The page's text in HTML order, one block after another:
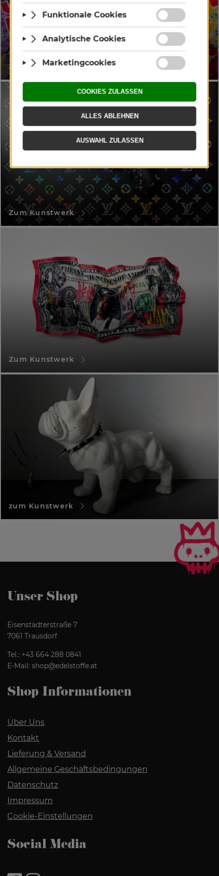
Zum Kunstwerk
Zum Kunstwerk
Zum Kunstwerk
zum Kunstwerk
Unser Shop
Eisenstädterstraße 7
7061 Trausdorf
Tel.: +43 664 288 0841
E-Mail: shop@edelstoffe.at
Shop Informationen
Über Uns
Kontakt
Lieferung & Versand
Allgemeine Geschäftsbedingungen
Datenschutz
Impressum
Cookie-Einstellungen
Social Media